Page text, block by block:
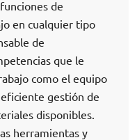
de
en cualquier tipo
de
que le
como el equipo
gestión de
disponibles.
herramientas y